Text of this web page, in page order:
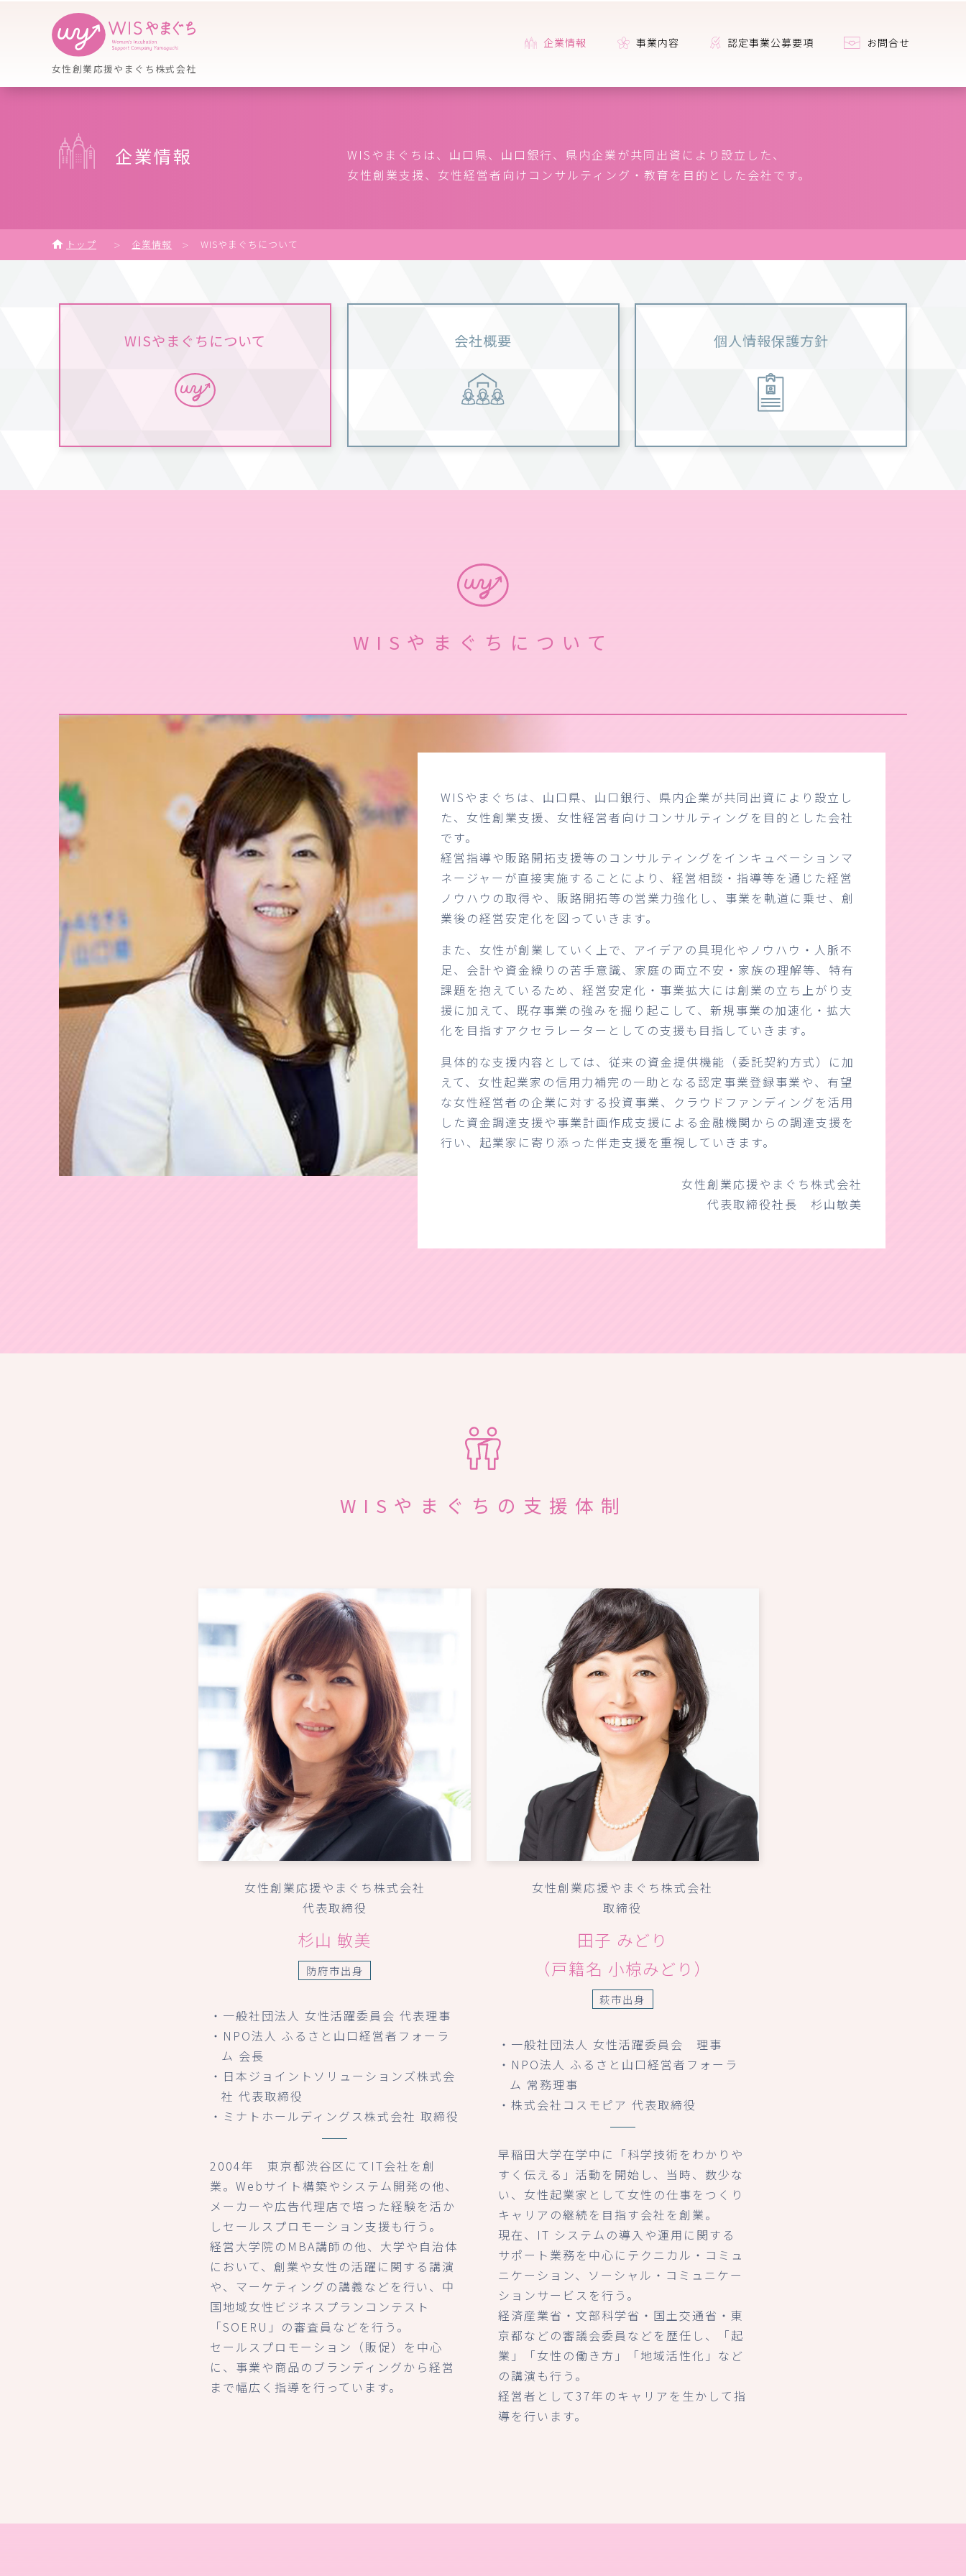
女性創業応援やまぐち株式会社
企業情報 事業内容 認定事業公募要項 お問合せ
企業情報
WISやまぐちは、山口県、山口銀行、県内企業が共同出資により設立した、
女性創業支援、女性経営者向けコンサルティング・教育を目的とした会社です。
トップ ＞ 企業情報 ＞ WISやまぐちについて
WISやまぐちについて 会社概要 個人情報保護方針
WISやまぐちについて
WISやまぐちは、山口県、山口銀行、県内企業が共同出資により設立し
た、女性創業支援、女性経営者向けコンサルティングを目的とした会社
です。
経営指導や販路開拓支援等のコンサルティングをインキュベーションマ
ネージャーが直接実施することにより、経営相談・指導等を通じた経営
ノウハウの取得や、販路開拓等の営業力強化し、事業を軌道に乗せ、創
業後の経営安定化を図っていきます。
また、女性が創業していく上で、アイデアの具現化やノウハウ・人脈不
足、会計や資金繰りの苦手意識、家庭の両立不安・家族の理解等、特有
課題を抱えているため、経営安定化・事業拡大には創業の立ち上がり支
援に加えて、既存事業の強みを掘り起こして、新規事業の加速化・拡大
化を目指すアクセラレーターとしての支援も目指していきます。
具体的な支援内容としては、従来の資金提供機能（委託契約方式）に加
えて、女性起業家の信用力補完の一助となる認定事業登録事業や、有望
な女性経営者の企業に対する投資事業、クラウドファンディングを活用
した資金調達支援や事業計画作成支援による金融機関からの調達支援を
行い、起業家に寄り添った伴走支援を重視していきます。
女性創業応援やまぐち株式会社
代表取締役社長 杉山敏美
WISやまぐちの支援体制
女性創業応援やまぐち株式会社
代表取締役
杉山 敏美
防府市出身
・一般社団法人 女性活躍委員会 代表理事
・NPO法人 ふるさと山口経営者フォーラ
ム 会長
・日本ジョイントソリューションズ株式会
社 代表取締役
・ミナトホールディングス株式会社 取締役
2004年 東京都渋谷区にてIT会社を創
業。Webサイト構築やシステム開発の他、
メーカーや広告代理店で培った経験を活か
しセールスプロモーション支援も行う。
経営大学院のMBA講師の他、大学や自治体
において、創業や女性の活躍に関する講演
や、マーケティングの講義などを行い、中
国地域女性ビジネスプランコンテスト
「SOERU」の審査員などを行う。
セールスプロモーション（販促）を中心
に、事業や商品のブランディングから経営
まで幅広く指導を行っています。
女性創業応援やまぐち株式会社
取締役
田子 みどり
（戸籍名 小椋みどり）
萩市出身
・一般社団法人 女性活躍委員会 理事
・NPO法人 ふるさと山口経営者フォーラ
ム 常務理事
・株式会社コスモピア 代表取締役
早稲田大学在学中に「科学技術をわかりや
すく伝える」活動を開始し、当時、数少な
い、女性起業家として女性の仕事をつくり
キャリアの継続を目指す会社を創業。
現在、IT システムの導入や運用に関する
サポート業務を中心にテクニカル・コミュ
ニケーション、ソーシャル・コミュニケー
ションサービスを行う。
経済産業省・文部科学省・国土交通省・東
京都などの審議会委員などを歴任し、「起
業」「女性の働き方」「地域活性化」など
の講演も行う。
経営者として37年のキャリアを生かして指
導を行います。